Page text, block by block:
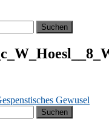
Gewusel